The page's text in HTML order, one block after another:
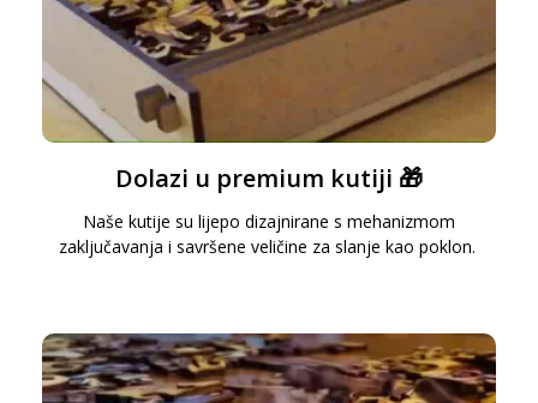
Dolazi u premium kutiji 🎁
Naše kutije su lijepo dizajnirane s mehanizmom
zaključavanja i savršene veličine za slanje kao poklon.